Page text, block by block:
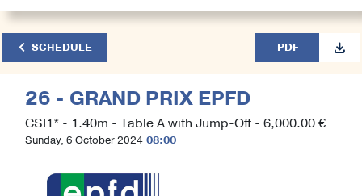
SCHEDULE PDF
26 - GRAND PRIX EPFD
CSI1* - 1.40m - Table A with Jump-Off - 6,000.00 €
Sunday, 6 October 2024 08:00